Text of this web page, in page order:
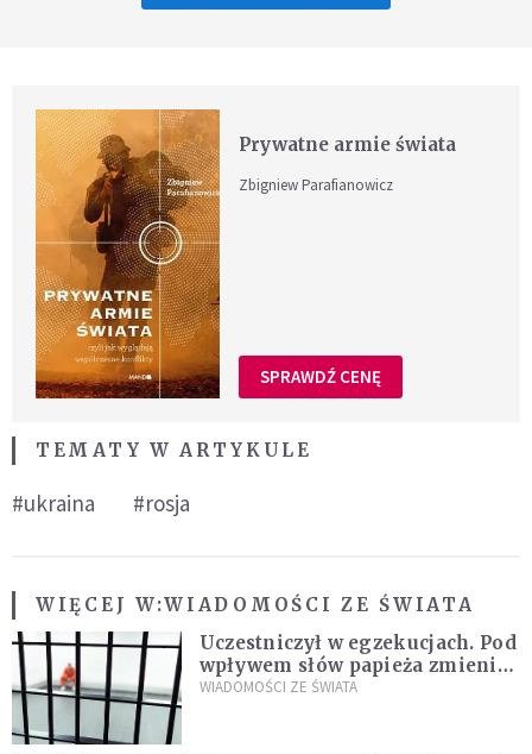
Prywatne armie świata
Zbigniew Parafianowicz
SPRAWDŹ CENĘ
TEMATY W ARTYKULE
#ukraina #rosja
WIĘCEJ W:WIADOMOŚCI ZE ŚWIATA
Uczestniczył w egzekucjach. Pod
wpływem słów papieża zmienił
zdanie
WIADOMOŚCI ZE ŚWIATA